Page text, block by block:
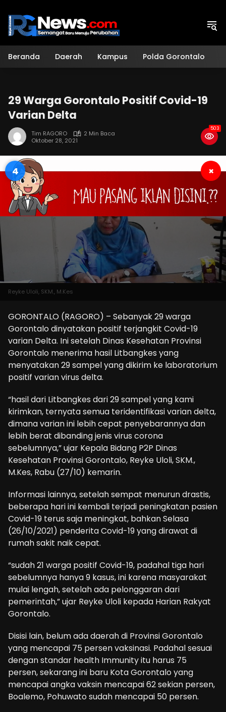
konten
Beranda Daerah Kampus Polda Gorontalo
29 Warga Gorontalo Positif Covid-19
Varian Delta
Tim RAGORO
2 Min Baca
Oktober 28, 2021
503
3 ×
Reyke Uloli, SKM., M.Kes
GORONTALO (RAGORO) – Sebanyak 29 warga
Gorontalo dinyatakan positif terjangkit Covid-19
varian Delta. Ini setelah Dinas Kesehatan Provinsi
Gorontalo menerima hasil Litbangkes yang
menyatakan 29 sampel yang dikirim ke laboratorium
positif varian virus delta.
“hasil dari Litbangkes dari 29 sampel yang kami
kirimkan, ternyata semua teridentifikasi varian delta,
dimana varian ini lebih cepat penyebarannya dan
lebih berat dibanding jenis virus corona
sebelumnya,” ujar Kepala Bidang P2P Dinas
Kesehatan Provinsi Gorontalo, Reyke Uloli, SKM.,
M.Kes, Rabu (27/10) kemarin.
Informasi lainnya, setelah sempat menurun drastis,
beberapa hari ini kembali terjadi peningkatan pasien
Covid-19 terus saja meningkat, bahkan Selasa
(26/10/2021) penderita Covid-19 yang dirawat di
rumah sakit naik cepat.
“sudah 21 warga positif Covid-19, padahal tiga hari
sebelumnya hanya 9 kasus, ini karena masyarakat
mulai lengah, setelah ada pelonggaran dari
pemerintah,” ujar Reyke Uloli kepada Harian Rakyat
Gorontalo.
Disisi lain, belum ada daerah di Provinsi Gorontalo
yang mencapai 75 persen vaksinasi. Padahal sesuai
dengan standar health Immunity itu harus 75
persen, sekarang ini baru Kota Gorontalo yang
mencapai angka vaksin mencapai 62 sekian persen,
Boalemo, Pohuwato sudah mencapai 50 persen.